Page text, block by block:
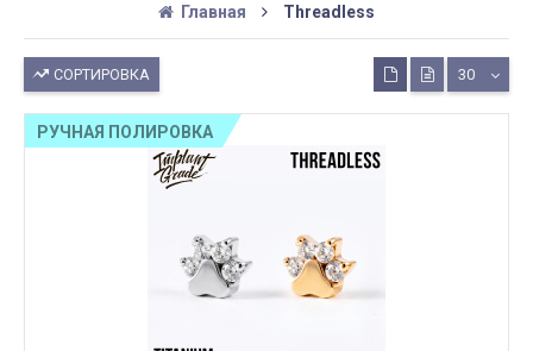
Главная Threadless
СОРТИРОВКА 30
РУЧНАЯ ПОЛИРОВКА